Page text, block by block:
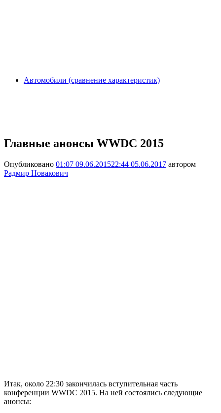
Автомобили (сравнение характеристик)
Главные анонсы WWDC 2015
Опубликовано 01:07 09.06.201522:44 05.06.2017 автором
Радмир Новакович
Итак, около 22:30 закончилась вступительная часть
конференции WWDC 2015. На ней состоялись следующие
анонсы: